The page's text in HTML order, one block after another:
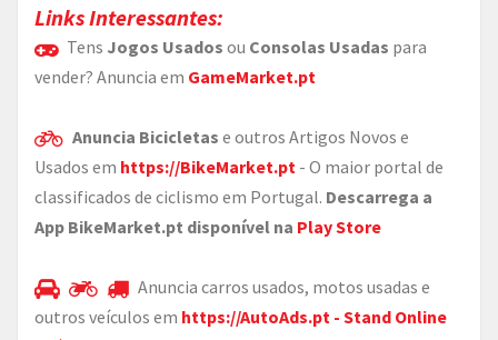
Links Interessantes:
Tens Jogos Usados ou Consolas Usadas para
vender? Anuncia em GameMarket.pt
Anuncia Bicicletas e outros Artigos Novos e
Usados em https://BikeMarket.pt - O maior portal de
classificados de ciclismo em Portugal. Descarrega a
App BikeMarket.pt disponível na Play Store
Anuncia carros usados, motos usadas e
outros veículos em https://AutoAds.pt - Stand Online